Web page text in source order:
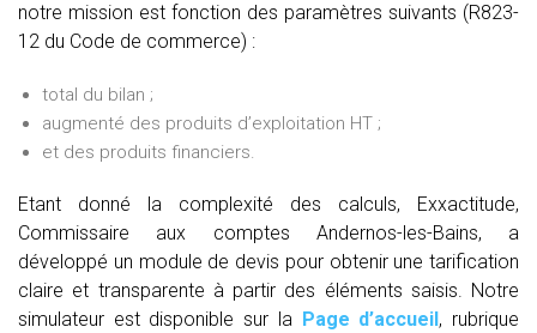
notre mission est fonction des paramètres suivants (R823-
12 du Code de commerce) :
total du bilan ;
augmenté des produits d’exploitation HT ;
et des produits financiers.
Etant donné la complexité des calculs, Exxactitude,
Commissaire aux comptes Andernos-les-Bains, a
développé un module de devis pour obtenir une tarification
claire et transparente à partir des éléments saisis. Notre
simulateur est disponible sur la Page d’accueil, rubrique